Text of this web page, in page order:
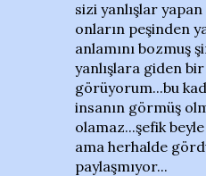
sizi yanlışlar
onların peşinden
anlamını bozmuş
yanlışlara giden
görüyorum...bu
insanın görmüş
olamaz...şefik
ama herhalde
paylaşmıyor...